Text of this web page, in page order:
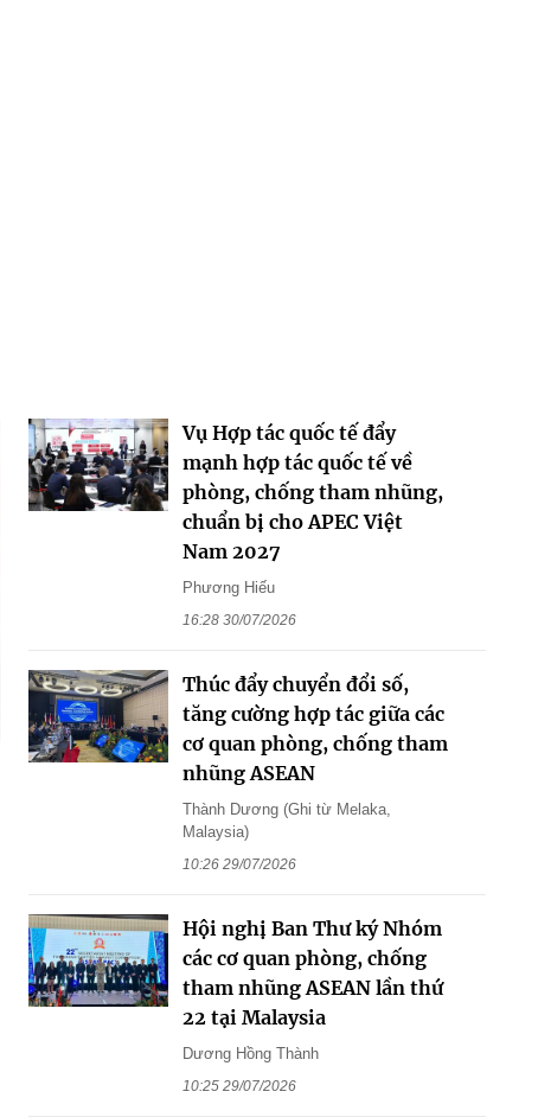
Vụ Hợp tác quốc tế đẩy
mạnh hợp tác quốc tế về
phòng, chống tham nhũng,
chuẩn bị cho APEC Việt
Nam 2027
Phương Hiếu
16:28 30/07/2026
Thúc đẩy chuyển đổi số,
tăng cường hợp tác giữa các
cơ quan phòng, chống tham
nhũng ASEAN
Thành Dương (Ghi từ Melaka,
Malaysia)
10:26 29/07/2026
Hội nghị Ban Thư ký Nhóm
các cơ quan phòng, chống
tham nhũng ASEAN lần thứ
22 tại Malaysia
Dương Hồng Thành
10:25 29/07/2026